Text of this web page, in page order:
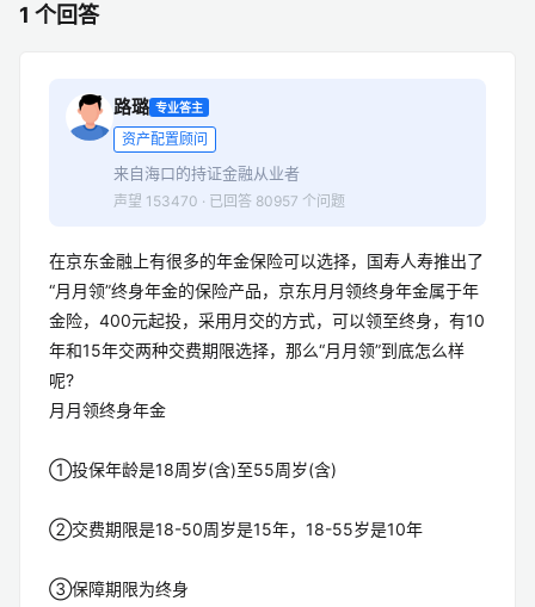
1 个回答
路璐 专业答主
资产配置顾问
来自海口的持证金融从业者
声望 153470 · 已回答 80957 个问题
在京东金融上有很多的年金保险可以选择，国寿人寿推出了
“月月领”终身年金的保险产品，京东月月领终身年金属于年
金险，400元起投，采用月交的方式，可以领至终身，有10
年和15年交两种交费期限选择，那么“月月领”到底怎么样
呢?
月月领终身年金
①投保年龄是18周岁(含)至55周岁(含)
②交费期限是18-50周岁是15年，18-55岁是10年
③保障期限为终身